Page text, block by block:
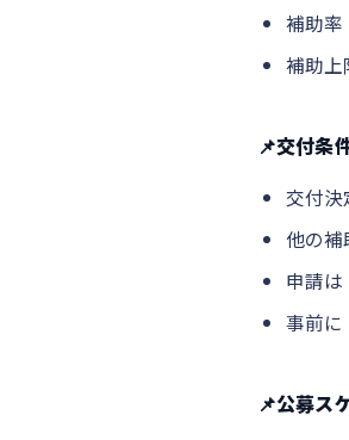
補助率
補助上
📌交付条
交付決
他の補
申請は
事前に
📌公募ス